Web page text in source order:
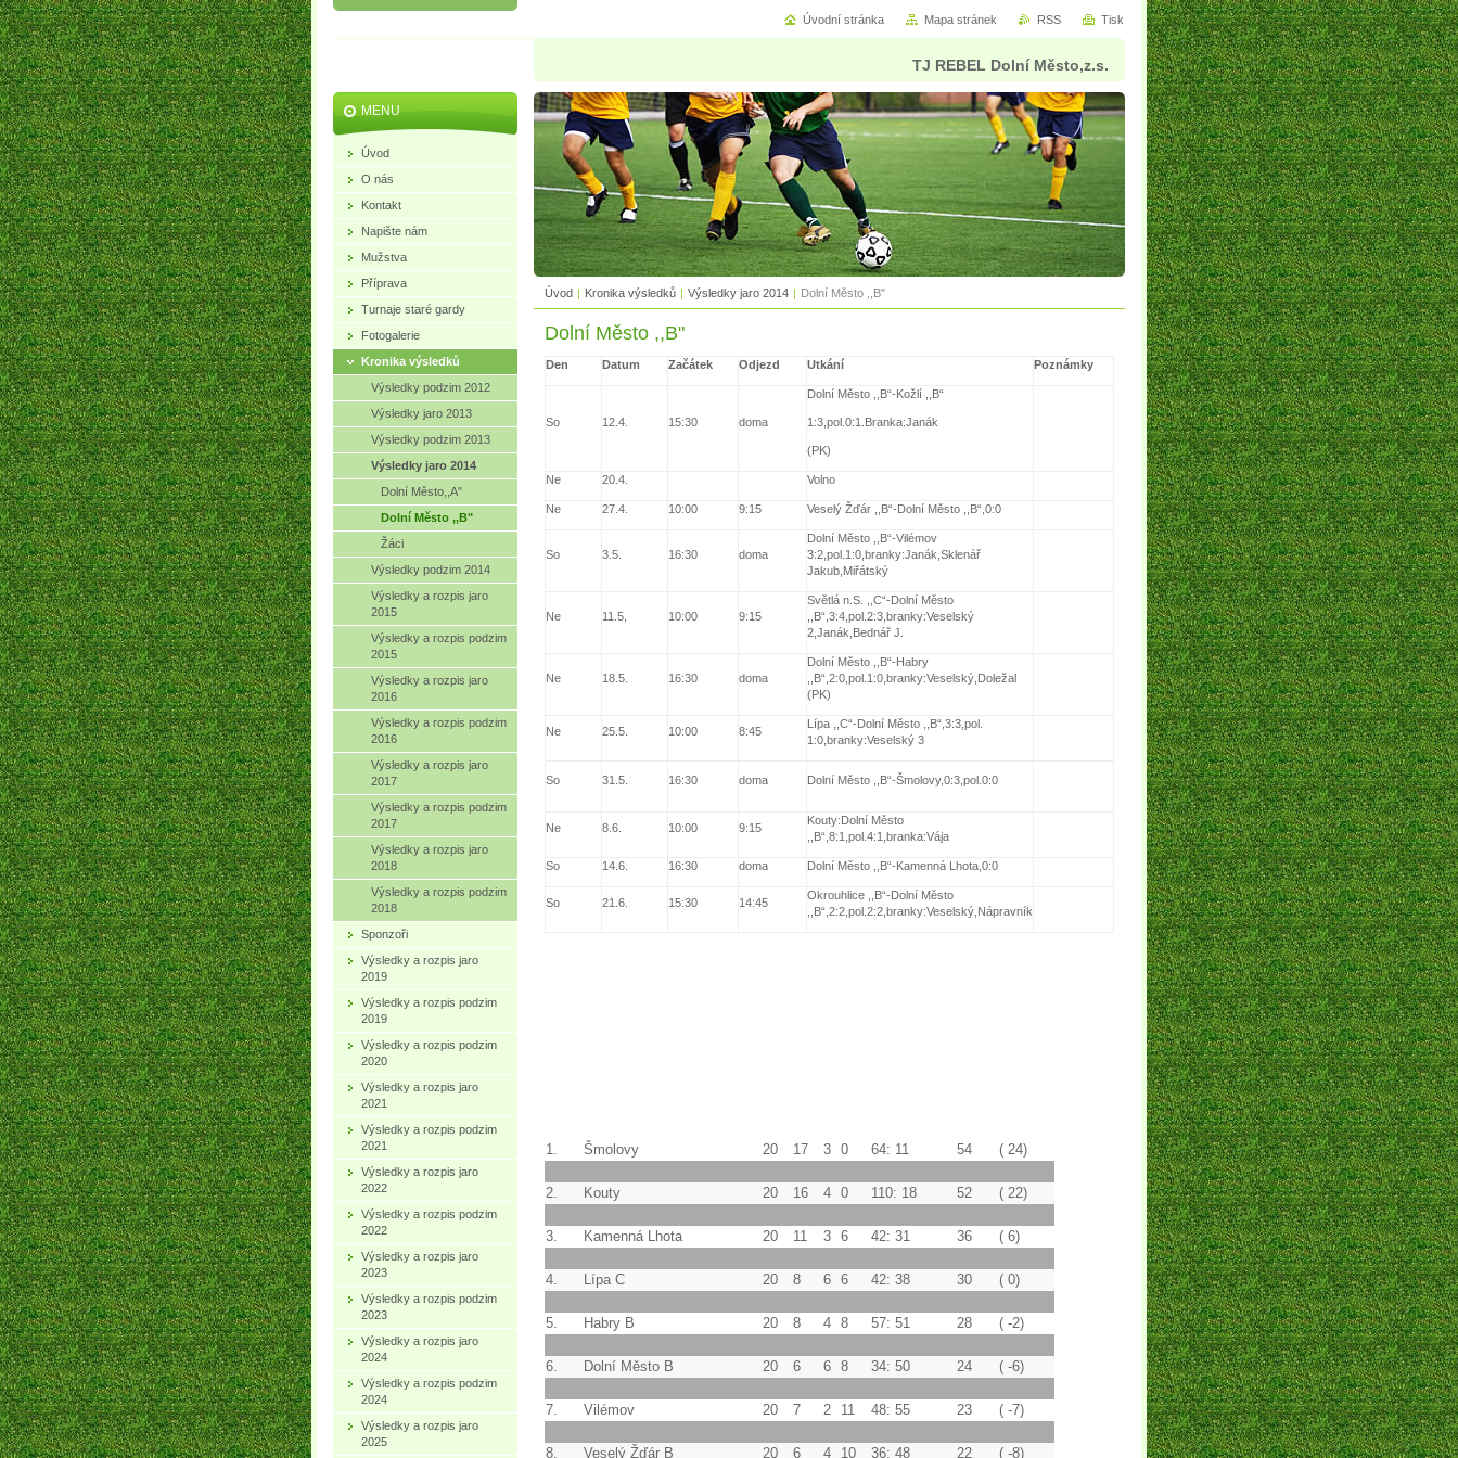
TJ REBEL Dolní Město,z.s.
Úvod | Kronika výsledků | Výsledky jaro 2014 | Dolní Město ,,B"
Dolní Město ,,B"
Den Datum Začátek Odjezd Utkání Poznámky
So 12.4. 15:30 doma
Dolní Město ,,B“-Kožlí ,,B“
1:3,pol.0:1.Branka:Janák
(PK)
Ne 20.4. Volno
Ne 27.4. 10:00 9:15 Veselý Žďár ,,B“-Dolní Město ,,B“,0:0
So 3.5. 16:30 doma
Dolní Město ,,B“-Vilémov
3:2,pol.1:0,branky:Janák,Sklenář
Jakub,Miřátský
Ne 11.5, 10:00 9:15
Světlá n.S. ,,C“-Dolní Město
,,B“,3:4,pol.2:3,branky:Veselský
2,Janák,Bednář J.
Ne 18.5. 16:30 doma
Dolní Město ,,B“-Habry
,,B“,2:0,pol.1:0,branky:Veselský,Doležal
(PK)
Ne 25.5. 10:00 8:45
Lípa ,,C“-Dolní Město ,,B“,3:3,pol.
1:0,branky:Veselský 3
So 31.5. 16:30 doma Dolní Město ,,B“-Šmolovy,0:3,pol.0:0
Ne 8.6. 10:00 9:15
Kouty:Dolní Město
,,B“,8:1,pol.4:1,branka:Vája
So 14.6. 16:30 doma Dolní Město ,,B“-Kamenná Lhota,0:0
So 21.6. 15:30 14:45
Okrouhlice ,,B“-Dolní Město
,,B“,2:2,pol.2:2,branky:Veselský,Nápravník
1. Šmolovy 20 17 3 0 64: 11 54 ( 24)
2. Kouty 20 16 4 0 110: 18 52 ( 22)
3. Kamenná Lhota 20 11 3 6 42: 31 36 ( 6)
4. Lípa C 20 8 6 6 42: 38 30 ( 0)
5. Habry B 20 8 4 8 57: 51 28 ( -2)
6. Dolní Město B 20 6 6 8 34: 50 24 ( -6)
7. Vilémov 20 7 2 11 48: 55 23 ( -7)
8. Veselý Žďár B 20 6 4 10 36: 48 22 ( -8)
MENU
Úvod
O nás
Kontakt
Napište nám
Mužstva
Příprava
Turnaje staré gardy
Fotogalerie
Kronika výsledků
Výsledky podzim 2012
Výsledky jaro 2013
Výsledky podzim 2013
Výsledky jaro 2014
Dolní Město,,A"
Dolní Město ,,B"
Žáci
Výsledky podzim 2014
Výsledky a rozpis jaro
2015
Výsledky a rozpis podzim
2015
Výsledky a rozpis jaro
2016
Výsledky a rozpis podzim
2016
Výsledky a rozpis jaro
2017
Výsledky a rozpis podzim
2017
Výsledky a rozpis jaro
2018
Výsledky a rozpis podzim
2018
Sponzoři
Výsledky a rozpis jaro
2019
Výsledky a rozpis podzim
2019
Výsledky a rozpis podzim
2020
Výsledky a rozpis jaro
2021
Výsledky a rozpis podzim
2021
Výsledky a rozpis jaro
2022
Výsledky a rozpis podzim
2022
Výsledky a rozpis jaro
2023
Výsledky a rozpis podzim
2023
Výsledky a rozpis jaro
2024
Výsledky a rozpis podzim
2024
Výsledky a rozpis jaro
2025
Úvodní stránka Mapa stránek RSS Tisk